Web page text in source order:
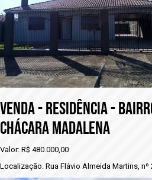
vENDA - RESIDÊNCIA -
CHÁCARA MADALENA
Valor: R$ 480.000,00
Localização: Rua Flávio Almeida Martins, nº